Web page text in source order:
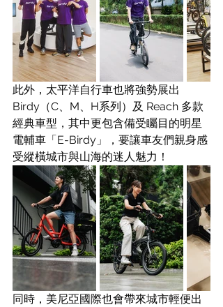
此外，太平洋自行車也將強勢展出
Birdy（C、M、H系列）及 Reach 多款
經典車型，其中更包含備受矚目的明星
電輔車「E-Birdy」，要讓車友們親身感
受縱橫城市與山海的迷人魅力！
同時，美尼亞國際也會帶來城市輕便出